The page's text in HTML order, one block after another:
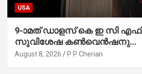
USA
9-ാമത് ഡാളസ് കെ ഇ സി എഫ് സംയുക്ത
സുവിശേഷ കൺവെൻഷനു
പ്രാർത്ഥനാനിർഭരമായ തുടക്കം
August 8, 2026 P P Cherian